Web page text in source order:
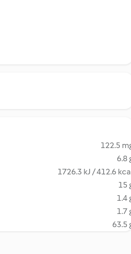
122.5
6.8
1726.3 kJ / 412.6
15
1.4
1.7
63.5